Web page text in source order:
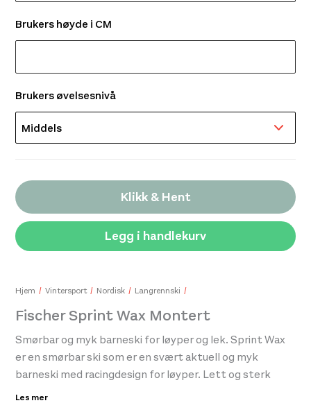
Hjem Vintersport Nordisk Langrennski
Fischer Sprint Wax Montert
Smørbar og myk barneski for løyper og lek. Sprint Wax
er en smørbar ski som er en svært aktuell og myk
barneski med racingdesign for løyper. Lett og sterk
kjerne og sidekantforsterkninger gir skiene godt
Brukers høyde i CM
Brukers øvelsesnivå
Klikk & Hent
Legg i handlekurv
Les mer